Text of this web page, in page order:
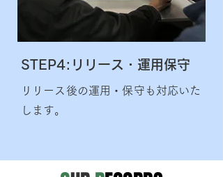
STEP4:リリース・運用保守
リリース後の運用・保守も対応いた
します。